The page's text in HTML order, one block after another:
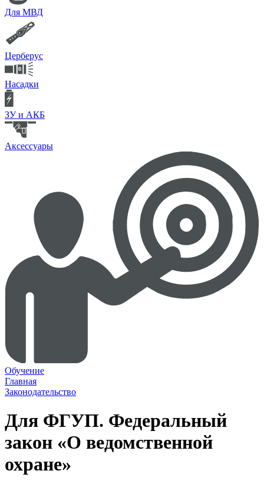
Для МВД
Церберус
Насадки
ЗУ и АКБ
Аксессуары
Обучение
Главная
Законодательство
Для ФГУП. Федеральный
закон «О ведомственной
охране»